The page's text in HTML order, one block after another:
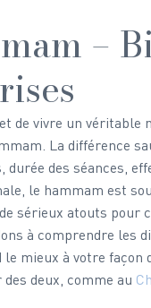
–
de vivre un véritable
La différence
des séances,
le hammam est
sérieux atouts pour
à comprendre les
mieux à votre façon
deux, comme au